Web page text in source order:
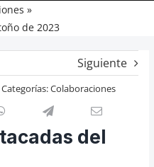
de 2023
Siguiente
Categorías:Colaboraciones
del